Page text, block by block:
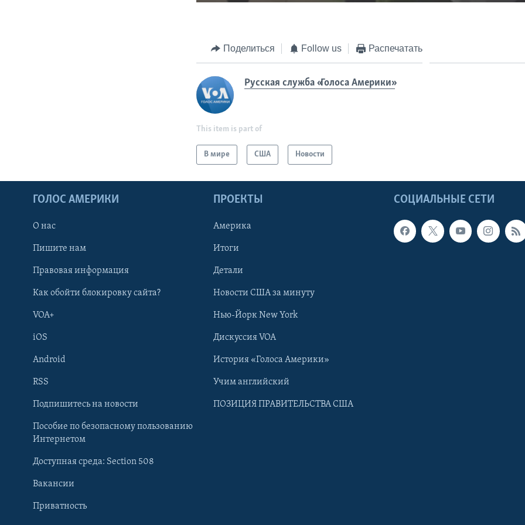
Learning English
Языки
Поделиться Follow us Распечатать
Русская служба «Голоса Америки»
This item is part of
В мире США Новости
СОЦИАЛЬНЫЕ СЕТИ
ГОЛОС АМЕРИКИ
О нас
Пишите нам
Правовая информация
Как обойти блокировку сайта?
VOA+
iOS
Android
RSS
Подпишитесь на новости
Пособие по безопасному пользованию
Интернетом
Доступная среда: Section 508
Вакансии
Приватность
ПРОЕКТЫ
Америка
Итоги
Детали
Новости США за минуту
Нью-Йорк New York
Дискуссия VOA
История «Голоса Америки»
Учим английский
ПОЗИЦИЯ ПРАВИТЕЛЬСТВА США